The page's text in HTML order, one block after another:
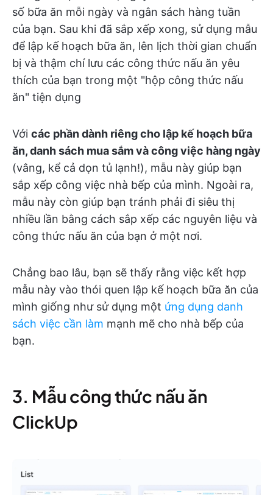
số bữa ăn mỗi ngày và ngân sách hàng tuần
của bạn. Sau khi đã sắp xếp xong, sử dụng mẫu
để lập kế hoạch bữa ăn, lên lịch thời gian chuẩn
bị và thậm chí lưu các công thức nấu ăn yêu
thích của bạn trong một "hộp công thức nấu
ăn" tiện dụng
Với các phần dành riêng cho lập kế hoạch bữa
ăn, danh sách mua sắm và công việc hàng ngày
(vâng, kể cả dọn tủ lạnh!), mẫu này giúp bạn
sắp xếp công việc nhà bếp của mình. Ngoài ra,
mẫu này còn giúp bạn tránh phải đi siêu thị
nhiều lần bằng cách sắp xếp các nguyên liệu và
công thức nấu ăn của bạn ở một nơi.
Chẳng bao lâu, bạn sẽ thấy rằng việc kết hợp
mẫu này vào thói quen lập kế hoạch bữa ăn của
mình giống như sử dụng một ứng dụng danh
sách việc cần làm mạnh mẽ cho nhà bếp của
bạn.
3. Mẫu công thức nấu ăn
ClickUp